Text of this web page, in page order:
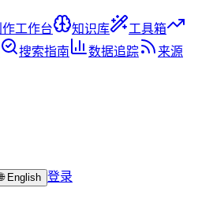
作工作台 知识库
工具箱
搜索指南 数据追踪
来源
English 登录